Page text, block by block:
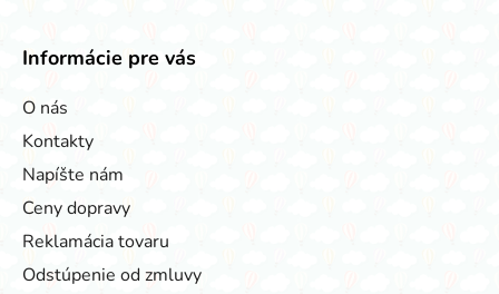
Informácie pre vás
O nás
Kontakty
Napíšte nám
Ceny dopravy
Reklamácia tovaru
Odstúpenie od zmluvy